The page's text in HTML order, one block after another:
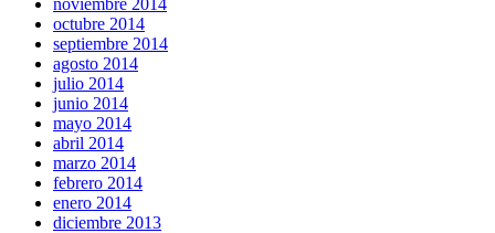
octubre 2014
septiembre 2014
agosto 2014
julio 2014
junio 2014
mayo 2014
abril 2014
marzo 2014
febrero 2014
enero 2014
diciembre 2013